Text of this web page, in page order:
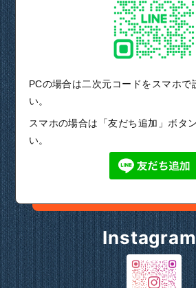
PCの場合は二次元コードをスマホで
い。
スマホの場合は「友だち追加」ボタ
い。
Instagram